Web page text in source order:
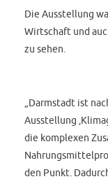
Die Ausstellung
Wirtschaft und
zu sehen.
„Darmstadt ist
Ausstellung
die komplexen
den Punkt.